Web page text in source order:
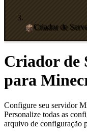
Criador de
Criador de
para
Configure seu servidor
Personalize todas as
arquivo de configuração